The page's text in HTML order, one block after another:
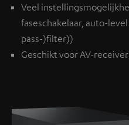
Veel
faseschakelaar, auto-
pass-)filter))
Geschikt voor AV-